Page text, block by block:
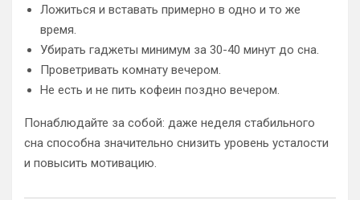
Ложиться и вставать примерно в одно и то же
время.
Убирать гаджеты минимум за 30-40 минут до сна.
Проветривать комнату вечером.
Не есть и не пить кофеин поздно вечером.
Понаблюдайте за собой: даже неделя стабильного
сна способна значительно снизить уровень усталости
и повысить мотивацию.